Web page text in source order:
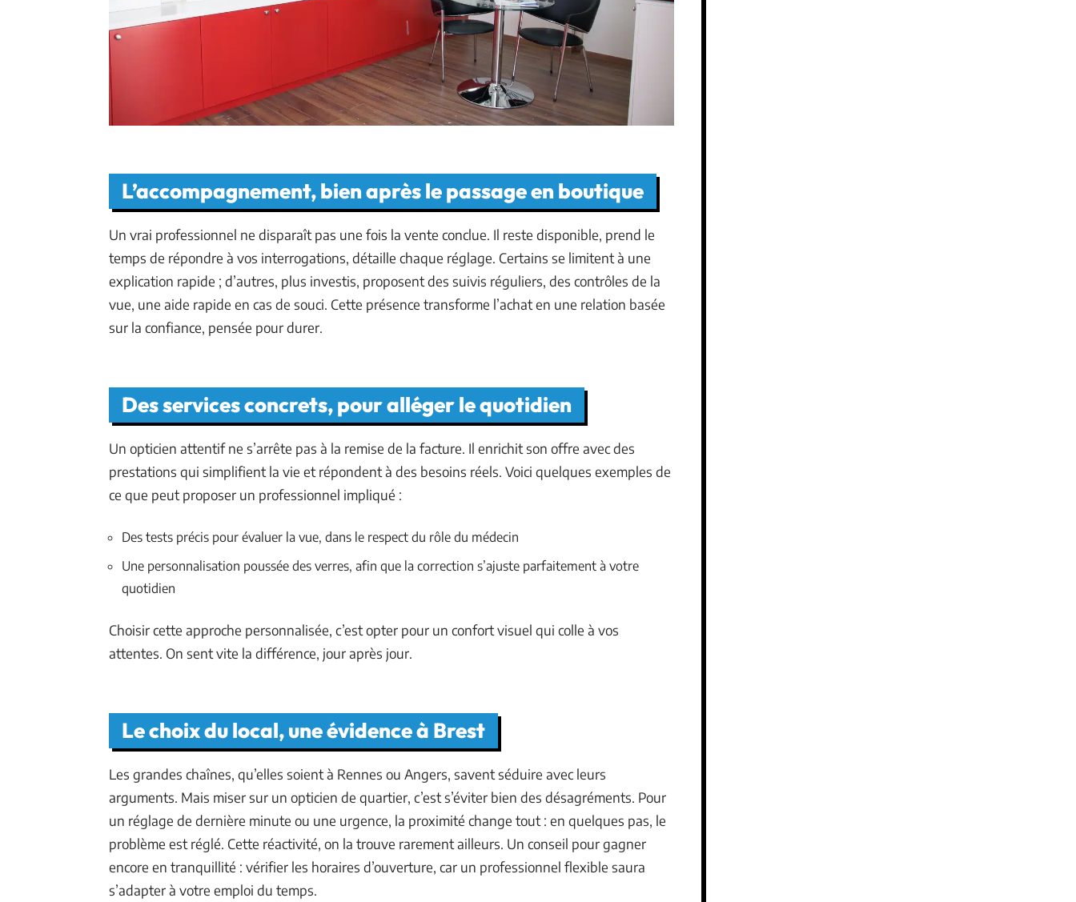
L’accompagnement, bien après le passage en boutique
Un vrai professionnel ne disparaît pas une fois la vente conclue. Il reste disponible, prend le
temps de répondre à vos interrogations, détaille chaque réglage. Certains se limitent à une
explication rapide ; d’autres, plus investis, proposent des suivis réguliers, des contrôles de la
vue, une aide rapide en cas de souci. Cette présence transforme l’achat en une relation basée
sur la confiance, pensée pour durer.
Des services concrets, pour alléger le quotidien
Un opticien attentif ne s’arrête pas à la remise de la facture. Il enrichit son offre avec des
prestations qui simplifient la vie et répondent à des besoins réels. Voici quelques exemples de
ce que peut proposer un professionnel impliqué :
Des tests précis pour évaluer la vue, dans le respect du rôle du médecin
Une personnalisation poussée des verres, afin que la correction s’ajuste parfaitement à votre
quotidien
Choisir cette approche personnalisée, c’est opter pour un confort visuel qui colle à vos
attentes. On sent vite la différence, jour après jour.
Le choix du local, une évidence à Brest
Les grandes chaînes, qu’elles soient à Rennes ou Angers, savent séduire avec leurs
arguments. Mais miser sur un opticien de quartier, c’est s’éviter bien des désagréments. Pour
un réglage de dernière minute ou une urgence, la proximité change tout : en quelques pas, le
problème est réglé. Cette réactivité, on la trouve rarement ailleurs. Un conseil pour gagner
encore en tranquillité : vérifier les horaires d’ouverture, car un professionnel flexible saura
s’adapter à votre emploi du temps.